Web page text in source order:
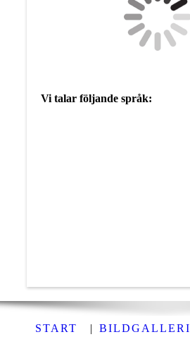
Vi talar följande språk:
START BILDGALLERI